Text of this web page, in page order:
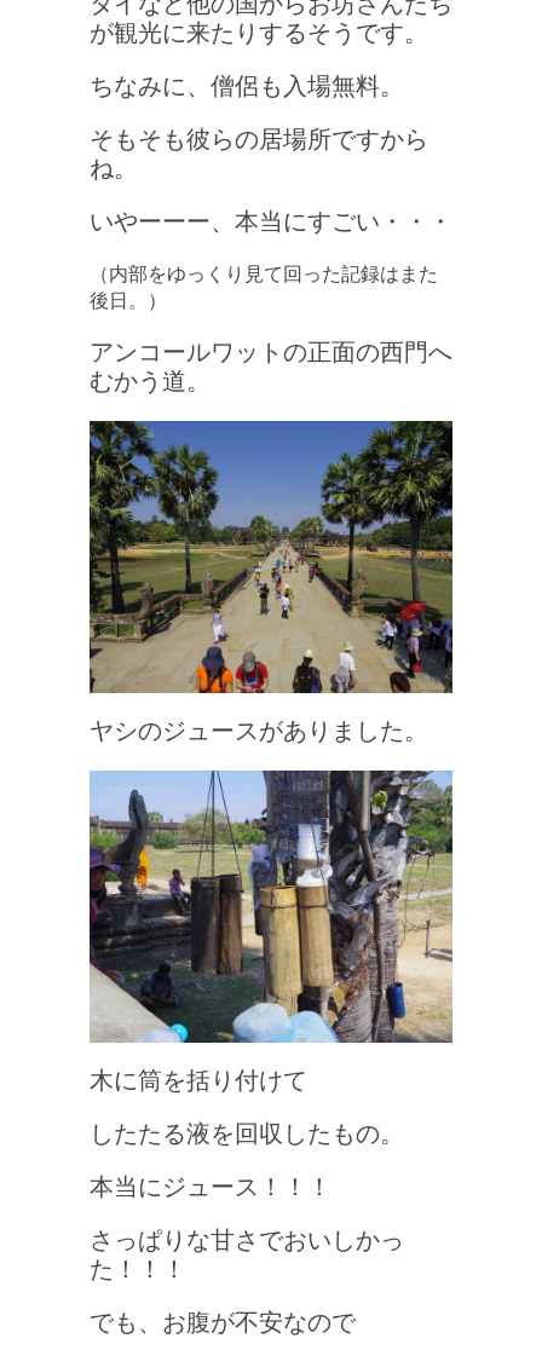
が観光に来たりするそうです。
ちなみに、僧侶も入場無料。
そもそも彼らの居場所ですから
ね。
いやーーー、本当にすごい・・・
（内部をゆっくり見て回った記録はまた
後日。）
アンコールワットの正面の西門へ
むかう道。
ヤシのジュースがありました。
木に筒を括り付けて
したたる液を回収したもの。
本当にジュース！！！
さっぱりな甘さでおいしかっ
た！！！
でも、お腹が不安なので